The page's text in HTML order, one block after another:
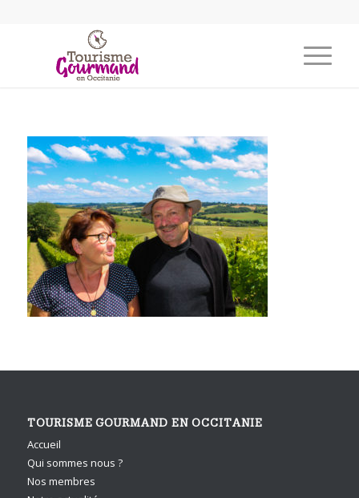
TOURISME GOURMAND EN OCCITANIE
Accueil
Qui sommes nous ?
Nos membres